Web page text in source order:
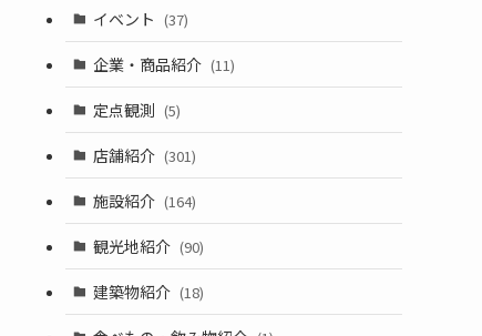
イベント (37)
企業・商品紹介 (11)
定点観測 (5)
店舗紹介 (301)
施設紹介 (164)
観光地紹介 (90)
建築物紹介 (18)